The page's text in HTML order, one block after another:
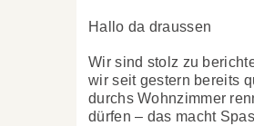
Hallo da draussen
Wir sind stolz zu
wir seit gestern bereits
durchs Wohnzimmer
dürfen – das macht